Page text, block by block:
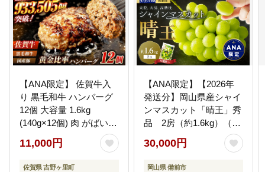
【ANA限定】 佐賀牛入
り 黒毛和牛 ハンバーグ
12個 大容量 1.6kg
(140g×12個) 肉 がばいば
ーぐ 吉野ヶ里町/石丸食
肉産業[FBX005]
11,000円
佐賀県 吉野ヶ里町
【ANA限定】【2026年
発送分】岡山県産シャイ
ンマスカット「晴王」秀
品 2房（約1.6kg）（令
和8年8月中旬以降発送）
【シャインマスカット
大房 大粒 岡山県産 秀品
30,000円
岡山県 備前市